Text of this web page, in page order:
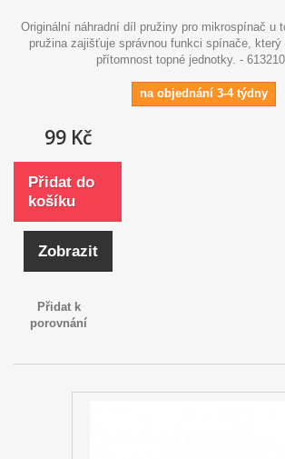
Originální náhradní díl pružiny pro mikrospínač u
pružina zajišťuje správnou funkci spínače, který
přítomnost topné jednotky. -
na objednání 3-4 týdny
99 Kč
Přidat do
košíku
Zobrazit
Přidat k
porovnání